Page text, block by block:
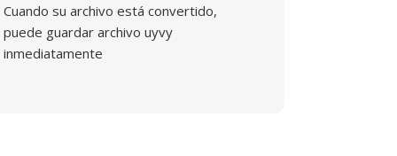
Cuando su archivo está convertido,
puede guardar archivo uyvy
inmediatamente